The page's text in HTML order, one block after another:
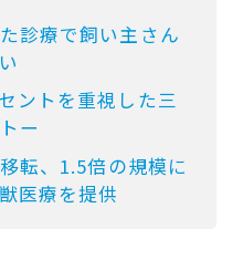
診療で飼い主さん
ントを重視した三
ー
転、1.5倍の規模に
医療を提供